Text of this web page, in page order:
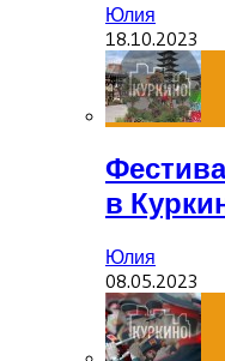
Юлия
18.10.2023
в
Юлия
08.05.2023